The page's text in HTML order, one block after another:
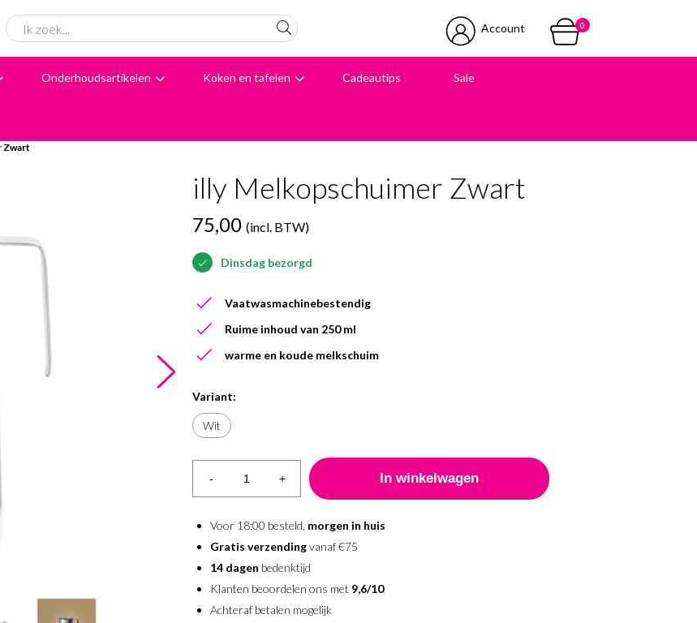
Account 0
Onderhoudsartikelen Koken en tafelen Cadeautips Sale
Zwart
illy Melkopschuimer Zwart
75,00 (incl. BTW)
Dinsdag bezorgd
Vaatwasmachinebestendig
Ruime inhoud van 250 ml
warme en koude melkschuim
Variant:
Wit
- +
Voor 18:00 besteld, morgen in huis
Gratis verzendingvanaf €75
14 dagen bedenktijd
Klanten beoordelen ons met 9,6/10
Achteraf betalen mogelijk